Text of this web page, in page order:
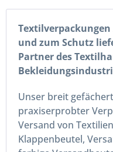
und zum Schutz
Partner des
Unser breit
praxiserprobter
Versand von
Klappenbeutel,